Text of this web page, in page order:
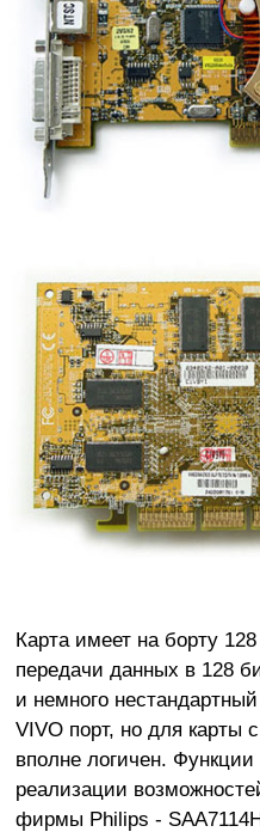
Карта имеет на борту
передачи данных в 128
и немного
VIVO порт, но для карты
вполне логичен.
реализации
фирмы Philips -